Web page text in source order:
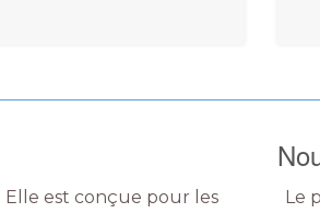
est conçue pour les
Le